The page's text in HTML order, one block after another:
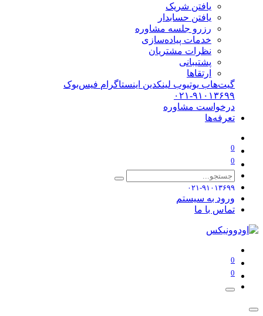
یافتن شریک
یافتن حسابدار
رزرو جلسه مشاوره
خدمات پیاده‌سازی
نظرات مشتریان
پشتیبانی
ارتقاها
گیت‌هاب یوتیوب لینکدین اینستاگرام فیس‌بوک
۰۲۱-۹۱۰۱۳۶۹۹
درخواست مشاوره
تعرفه‌ها
0
0
۰۲۱-۹۱۰۱۳۶۹۹
ورود به سیستم
تماس با ما
0
0